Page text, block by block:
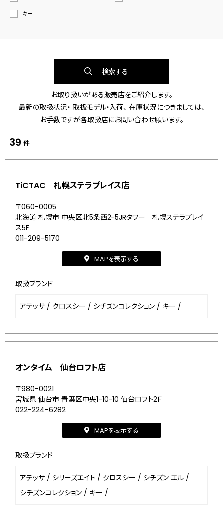
キー
検索する
お取り扱いがある販売店をご紹介します。
最新の取扱状況・ 取扱モデル・入荷、 在庫状況につきましては、
お手数ですが各取扱店にお問い合わせ願います。
39 件
TiCTAC 札幌ステラプレイス店
〒060-0005
北海道 札幌市 中央区北5条西2-5JRタワー 札幌ステラプレイ
ス5F
011-209-5170
MAPを表示する
取扱ブランド
アテッサ / クロスシー / シチズンコレクション / キー /
オンタイム 仙台ロフト店
〒980-0021
宮城県 仙台市 青葉区中央1-10-10 仙台ロフト2Ｆ
022-224-6282
MAPを表示する
取扱ブランド
アテッサ / シリーズエイト / クロスシー / シチズン エル /
シチズンコレクション / キー /